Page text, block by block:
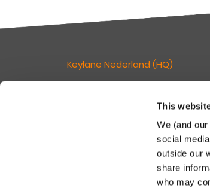
This
We (and
social
outside our
share
who may
Keylane Nederland (HQ)
Bezoek de contactpagina voor een
compleet overzicht van onze